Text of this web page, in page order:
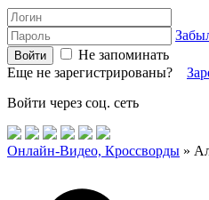
Не запоминать
Еще не зарегистрированы?
Войти через соц. сеть
Онлайн-Видео, Кроссворды »